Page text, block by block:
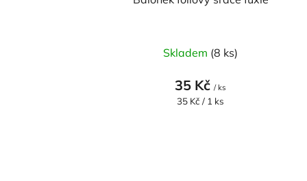
Skladem (8 ks)
35 Kč/ ks
Měrná
35 Kč / 1 ks